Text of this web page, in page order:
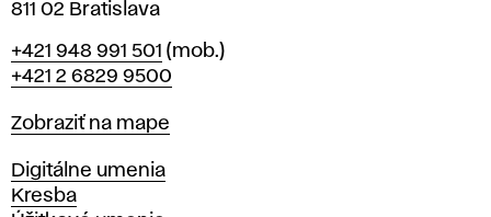
811 02 Bratislava
Telefón
+421 948 991 501 (mob.)
+421 2 6829 9500
Mapa
Zobraziť na mape
Katedry
Digitálne umenia
Kresba